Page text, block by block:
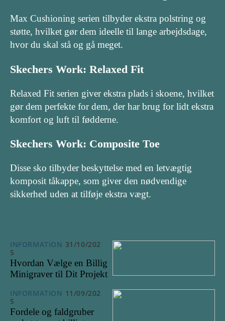
Max Cushioning serien tilbyder ekstra polstring og
støtte, hvilket gør dem ideelle til lange arbejdsdage,
hvor du skal stå og gå meget.
Skechers Work: Relaxed Fit
Relaxed Fit serien giver ekstra plads i skoene, hvilket
gør dem perfekte for dem, der har brug for lidt ekstra
komfort og luft til fødderne.
Skechers Work: Composite Toe
Disse sko tilbyder beskyttelse med en letvægtig
komposit tåkappe, som giver den nødvendige
sikkerhed uden at tilføje ekstra vægt.
INFORMATION 31/10/202
5
Hvordan Vælge en Billig
Minigraver til Dit Projekt
INFORMATION 11/09/202
5
Fordele og faldgruber